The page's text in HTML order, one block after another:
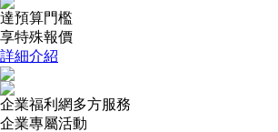
達預算門檻
享特殊報價
詳細介紹
企業福利網多方服務
企業專屬活動